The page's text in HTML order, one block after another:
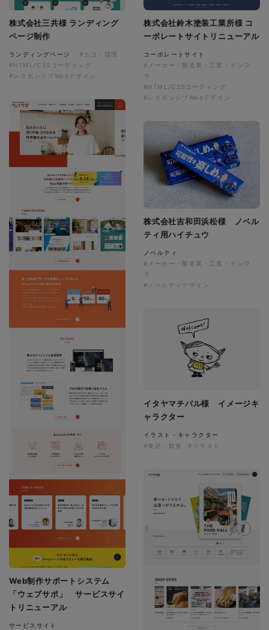
株式会社三共様 ランディング
ページ制作
ランディングページ
#エコ・環境
#HTML/CSSコーディング
#レスポンシブWebデザイン
株式会社鈴木塗装工業所様 コ
ーポレートサイトリニューアル
コーポレートサイト
#メーカー・製造業・工業・インフ
ラ
#HTML/CSSコーディング
#レスポンシブWebデザイン
Web制作サポートシステム
「ウェブサポ」 サービスサイ
トリニューアル
サービスサイト
株式会社吉和田浜松様 ノベル
ティ用ハイチュウ
ノベルティ
#メーカー・製造業・工業・インフ
ラ
#ノベルティデザイン
イタヤマチバル様 イメージキ
ャラクター
イラスト・キャラクター
#食品・飲食
#イラスト